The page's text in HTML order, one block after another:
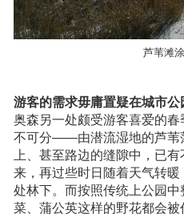
芦苇滩
游客的需求毋庸置疑在城市公
奥森另一处颇受游客喜爱的
不可分——由潜流湿地的芦苇
上、甚至路边的缝隙中，已
来，再过些时日随着天气转
处林下。而按照传统上公园
菜、蒲公英这样的野花都会被